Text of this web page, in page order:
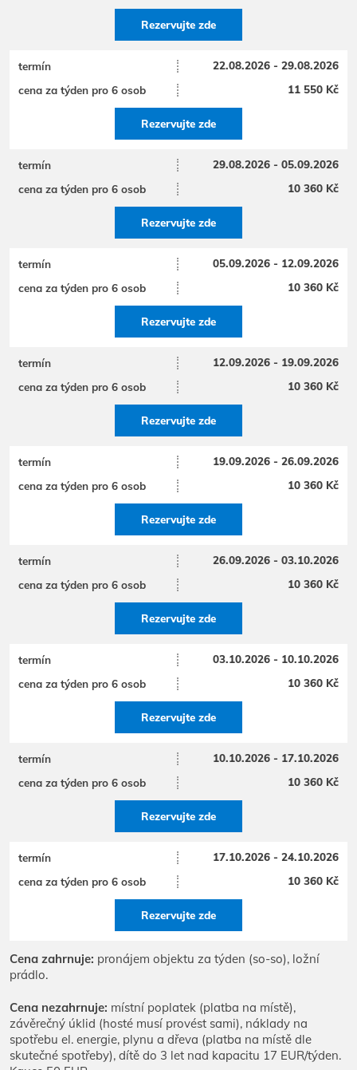
Rezervujte zde
22.08.2026 - 29.08.2026
11 550 Kč
Rezervujte zde
29.08.2026 - 05.09.2026
10 360 Kč
Rezervujte zde
05.09.2026 - 12.09.2026
10 360 Kč
Rezervujte zde
12.09.2026 - 19.09.2026
10 360 Kč
Rezervujte zde
19.09.2026 - 26.09.2026
10 360 Kč
Rezervujte zde
26.09.2026 - 03.10.2026
10 360 Kč
Rezervujte zde
03.10.2026 - 10.10.2026
10 360 Kč
Rezervujte zde
10.10.2026 - 17.10.2026
10 360 Kč
Rezervujte zde
17.10.2026 - 24.10.2026
10 360 Kč
Rezervujte zde
Cena zahrnuje: pronájem objektu za týden (so-so), ložní
prádlo.
Cena nezahrnuje: místní poplatek (platba na místě),
závěrečný úklid (hosté musí provést sami), náklady na
spotřebu el. energie, plynu a dřeva (platba na místě dle
skutečné spotřeby), dítě do 3 let nad kapacitu 17 EUR/týden.